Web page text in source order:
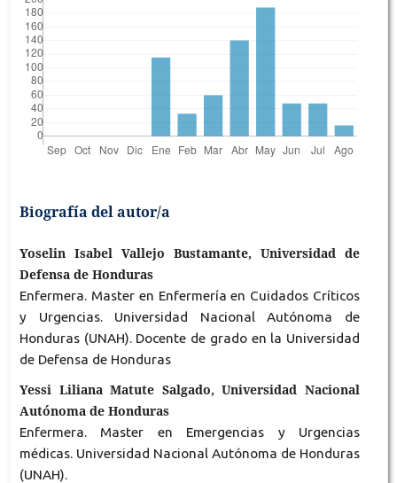
Biografía del autor/a
Yoselin Isabel Vallejo Bustamante, Universidad de
Defensa de Honduras
Enfermera. Master en Enfermería en Cuidados Críticos
y Urgencias. Universidad Nacional Autónoma de
Honduras (UNAH). Docente de grado en la Universidad
de Defensa de Honduras
Yessi Liliana Matute Salgado, Universidad Nacional
Autónoma de Honduras
Enfermera. Master en Emergencias y Urgencias
médicas. Universidad Nacional Autónoma de Honduras
(UNAH).